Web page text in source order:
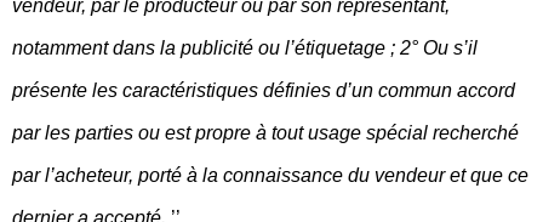
vendeur, par le producteur ou par son représentant,
notamment dans la publicité ou l’étiquetage ; 2° Ou s’il
présente les caractéristiques définies d’un commun accord
par les parties ou est propre à tout usage spécial recherché
par l’acheteur, porté à la connaissance du vendeur et que ce
dernier a accepté. ’’